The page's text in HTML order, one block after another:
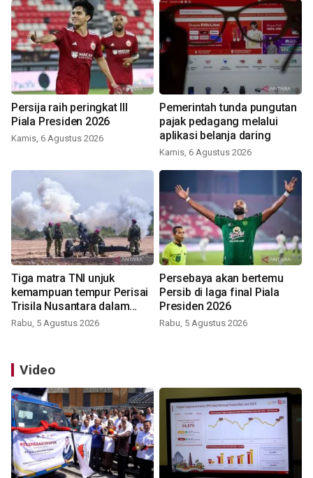
Persija raih peringkat III
Piala Presiden 2026
Kamis, 6 Agustus 2026
Pemerintah tunda pungutan
pajak pedagang melalui
aplikasi belanja daring
Kamis, 6 Agustus 2026
Tiga matra TNI unjuk
kemampuan tempur Perisai
Trisila Nusantara dalam
latihan di Kepri
Rabu, 5 Agustus 2026
Persebaya akan bertemu
Persib di laga final Piala
Presiden 2026
Rabu, 5 Agustus 2026
Video